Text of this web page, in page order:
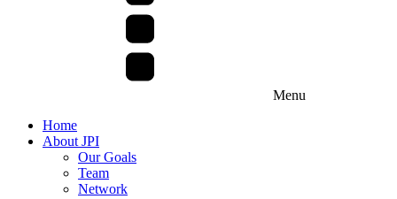
Menu
Home
About JPI
Our Goals
Team
Network